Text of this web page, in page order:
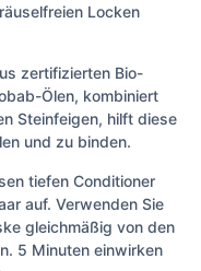
Locken
zertifizierten Bio-
Ölen, kombiniert
Steinfeigen, hilft diese
und zu binden.
tiefen Conditioner
auf. Verwenden Sie
gleichmäßig von den
5 Minuten einwirken